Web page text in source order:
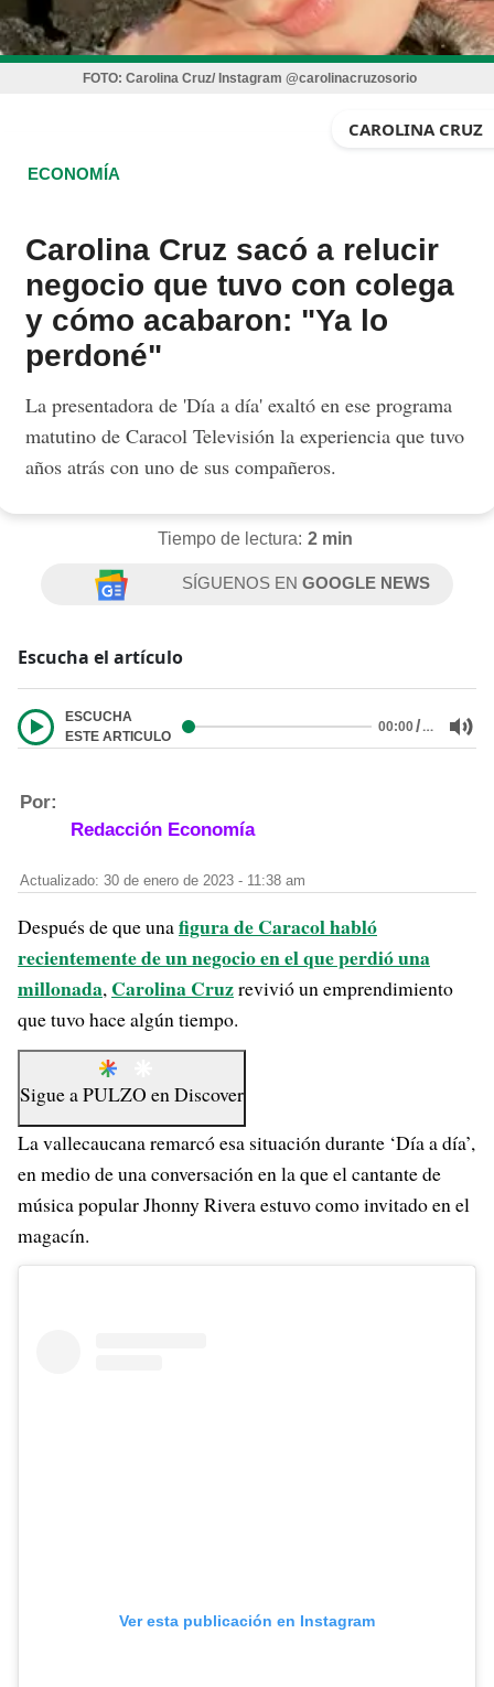
FOTO: Carolina Cruz/ Instagram @carolinacruzosorio
CAROLINA CRUZ
ECONOMÍA
Carolina Cruz sacó a relucir
negocio que tuvo con colega
y cómo acabaron: "Ya lo
perdoné"
La presentadora de 'Día a día' exaltó en ese programa
matutino de Caracol Televisión la experiencia que tuvo
años atrás con uno de sus compañeros.
Tiempo de lectura: 2 min
SÍGUENOS ENGOOGLE NEWS
Escucha el artículo
ESCUCHA
ESTE ARTICULO
00:00/…
Por:
Redacción Economía
Actualizado: 30 de enero de 2023 - 11:38 am
Después de que unafigura de Caracol habló
recientemente de un negocio en el que perdió una
millonada, Carolina Cruzrevivió un emprendimiento
que tuvo hace algún tiempo.
Sigue aPULZO enDiscover
La vallecaucana remarcó esa situación durante ‘Día a día’,
en medio de una conversación en la que el cantante de
música popular Jhonny Rivera estuvo como invitado en el
magacín.
Ver esta publicación en Instagram